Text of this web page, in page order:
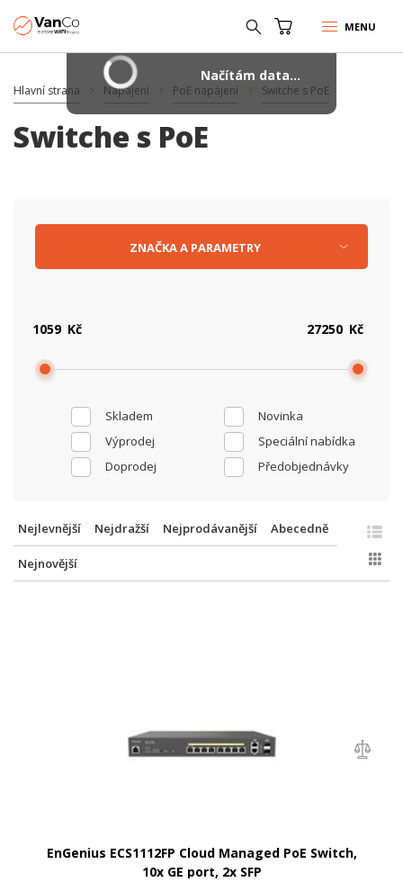
MENU
Hlavní strana Napájení PoE napájení Switche s PoE
Switche s PoE
Skladem
Novinka
Výprodej
Speciální nabídka
Doprodej
Předobjednávky
Kč Kč
ZNAČKAA PARAMETRY
Nejlevnější Nejdražší Nejprodávanější Abecedně
Nejnovější
EnGenius ECS1112FP Cloud Managed PoE Switch,
10x GE port, 2x SFP
Načítám data...